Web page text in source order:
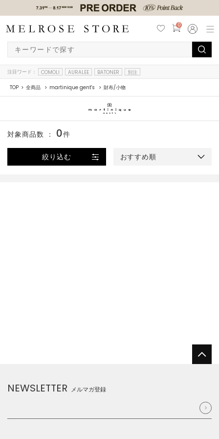
0
注目ワード： COMOLI AURALEE BATONER 別注
TOP 全商品 martinique gent's 財布/小物
絞り込む おすすめ順
対象商品数 ： 0件
NEWSLETTER メルマガ登録